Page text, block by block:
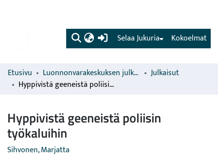
(current) Kokoelmat
Selaa Jukuria
Etusivu Luonnonvarakeskuksen julkaisut
Julkaisut
Hyppivistä geeneistä poliisin työkaluihin
Hyppivistä geeneistä poliisin
työkaluihin
Sihvonen, Marjatta